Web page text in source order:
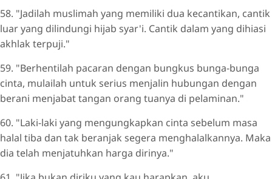
58. "Jadilah muslimah yang memiliki dua kecantikan, cantik
luar yang dilindungi hijab syar'i. Cantik dalam yang dihiasi
akhlak terpuji."
59. "Berhentilah pacaran dengan bungkus bunga-bunga
cinta, mulailah untuk serius menjalin hubungan dengan
berani menjabat tangan orang tuanya di pelaminan."
60. "Laki-laki yang mengungkapkan cinta sebelum masa
halal tiba dan tak beranjak segera menghalalkannya. Maka
dia telah menjatuhkan harga dirinya."